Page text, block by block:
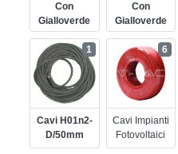
Con
Gialloverde
Con
Gialloverde
Cavi H01n2-
D/50mm
1
Cavi Impianti
Fotovoltaici
6